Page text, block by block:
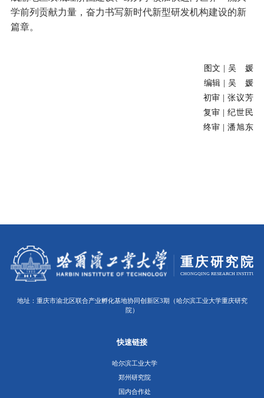
学前列贡献力量，奋力书写新时代新型研发机构建设的新
篇章。
图文 | 吴 媛
编辑 | 吴 媛
初审 | 张议芳
复审 | 纪世民
终审 | 潘旭东
地址：重庆市渝北区联合产业孵化基地协同创新区3期（哈尔滨工业大学重庆研究
院）
快速链接
哈尔滨工业大学
郑州研究院
国内合作处